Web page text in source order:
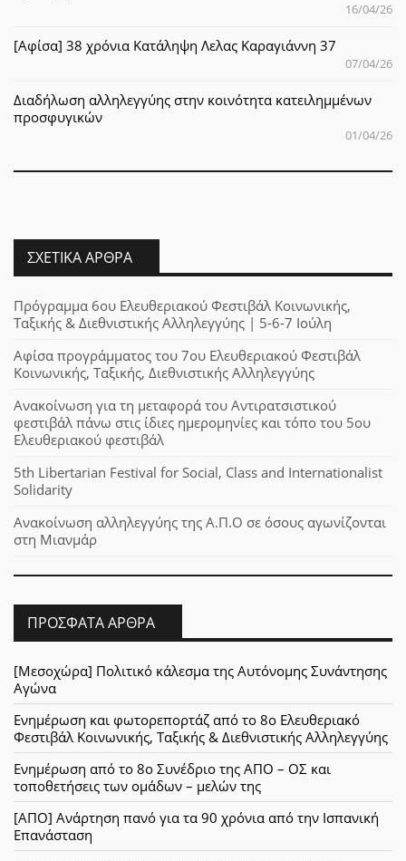
16/04/26
[Αφίσα] 38 χρόνια Κατάληψη Λελας Καραγιάννη 37
07/04/26
Διαδήλωση αλληλεγγύης στην κοινότητα κατειλημμένων
προσφυγικών
01/04/26
ΣΧΕΤΙΚΆ ΆΡΘΡΑ
Πρόγραμμα 6ου Ελευθεριακού Φεστιβάλ Κοινωνικής,
Ταξικής & Διεθνιστικής Αλληλεγγύης | 5-6-7 Ιούλη
Αφίσα προγράμματος του 7ου Ελευθεριακού Φεστιβάλ
Κοινωνικής, Ταξικής, Διεθνιστικής Αλληλεγγύης
Ανακοίνωση για τη μεταφορά του Αντιρατσιστικού
φεστιβάλ πάνω στις ίδιες ημερομηνίες και τόπο του 5ου
Ελευθεριακού φεστιβάλ
5th Libertarian Festival for Social, Class and Internationalist
Solidarity
Ανακοίνωση αλληλεγγύης της Α.Π.Ο σε όσους αγωνίζονται
στη Μιανμάρ
ΠΡΌΣΦΑΤΑ ΆΡΘΡΑ
[Μεσοχώρα] Πολιτικό κάλεσμα της Αυτόνομης Συνάντησης
Αγώνα
Ενημέρωση και φωτορεπορτάζ από το 8ο Ελευθεριακό
Φεστιβάλ Κοινωνικής, Ταξικής & Διεθνιστικής Αλληλεγγύης
Ενημέρωση από το 8ο Συνέδριο της ΑΠΟ – ΟΣ και
τοποθετήσεις των ομάδων – μελών της
[ΑΠΟ] Ανάρτηση πανό για τα 90 χρόνια από την Ισπανική
Επανάσταση